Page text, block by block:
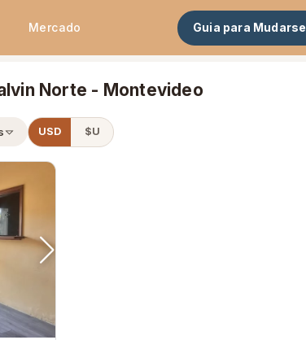
Mercado Guia para Mudarse
Norte - Montevideo
USD $U